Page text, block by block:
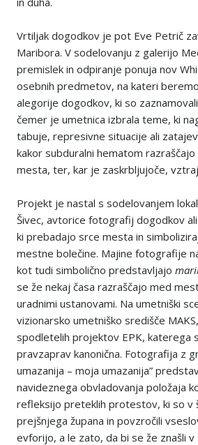
Vrtiljak dogodkov je pot Eve Petrič
Maribora. V sodelovanju z galerijo
premislek in odpiranje ponuja nov
osebnih predmetov, na kateri beremo
alegorije dogodkov, ki so
čemer je umetnica izbrala teme, ki
tabuje, represivne situacije ali
kakor subduralni hematom
mesta, ter, kar je zaskrbljujoče,
Projekt je nastal s sodelovanjem
Šivec, avtorice fotografij dogodkov
ki prebadajo srce mesta in
mestne bolečine. Majine fotografije
kot tudi simbolično predstavljajo
se že nekaj časa razraščajo med
uradnimi ustanovami. Na umetniški
vizionarsko umetniško središče
spodletelih projektov EPK, katerega
pravzaprav kanonična. Fotografija z
umazanija – moja umazanija”
navideznega obvladovanja položaja
refleksijo preteklih protestov, ki so v
prejšnjega župana in povzročili
evforijo, a le zato, da bi se že znašli